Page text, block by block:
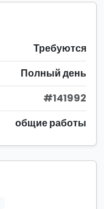
Требуются
Полный день
#141992
общие работы